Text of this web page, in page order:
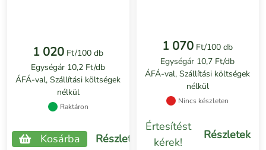
1 020 Ft/100 db
Egységár 10,2 Ft/db
ÁFÁ-val, Szállítási költségek
nélkül
Raktáron
Kosárba Részletek
1 070 Ft/100 db
Egységár 10,7 Ft/db
ÁFÁ-val, Szállítási költségek
nélkül
Nincs készleten
Értesítést
kérek!
Részletek